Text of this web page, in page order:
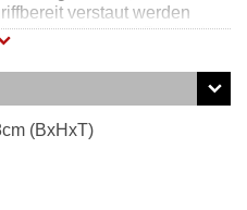
verstaut werden
auf der Vor- und Rückseite
verstell- und abnehmbaren
bequem zur
(BxHxT)